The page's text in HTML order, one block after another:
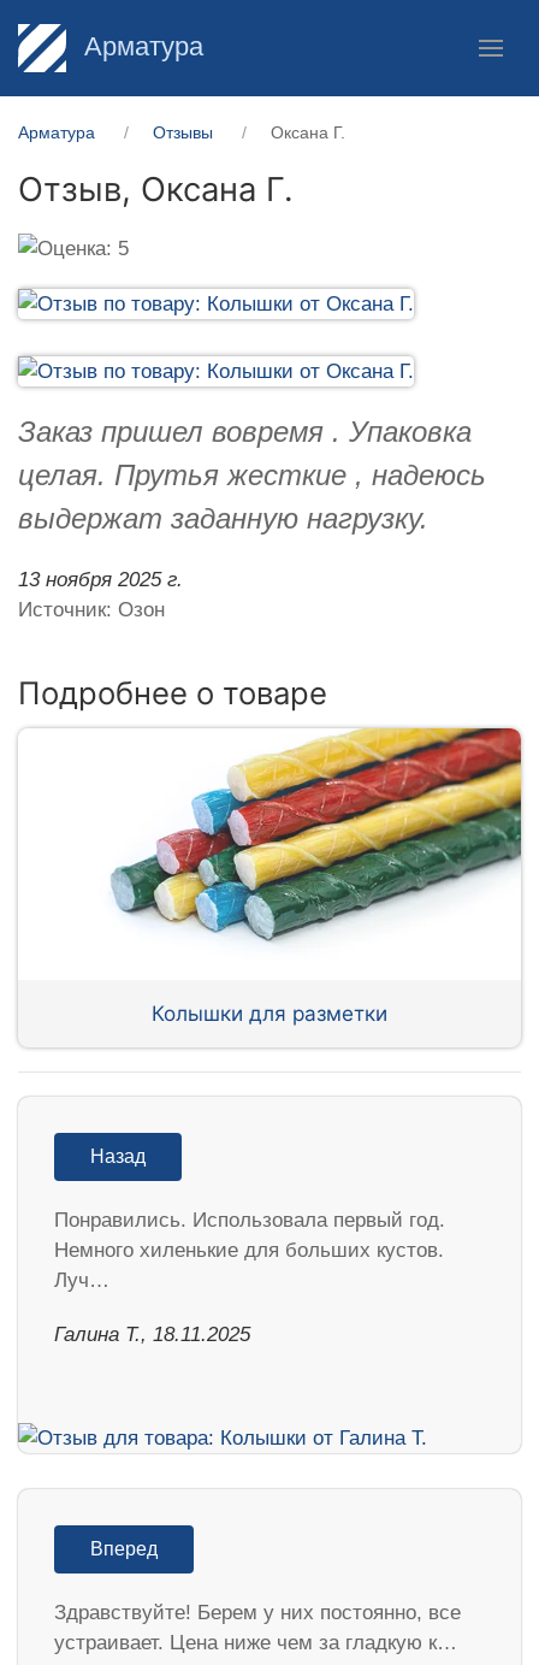
Арматура
Арматура Отзывы Оксана Г.
Отзыв, Оксана Г.
Заказ пришел вовремя . Упаковка
целая. Прутья жесткие , надеюсь
выдержат заданную нагрузку.
13 ноября 2025 г.
Источник: Озон
Подробнее о товаре
Колышки для разметки
Назад
Понравились. Использовала первый год.
Немного хиленькие для больших кустов.
Луч…
Галина Т., 18.11.2025
Вперед
Здравствуйте! Берем у них постоянно, все
устраивает. Цена ниже чем за гладкую к…